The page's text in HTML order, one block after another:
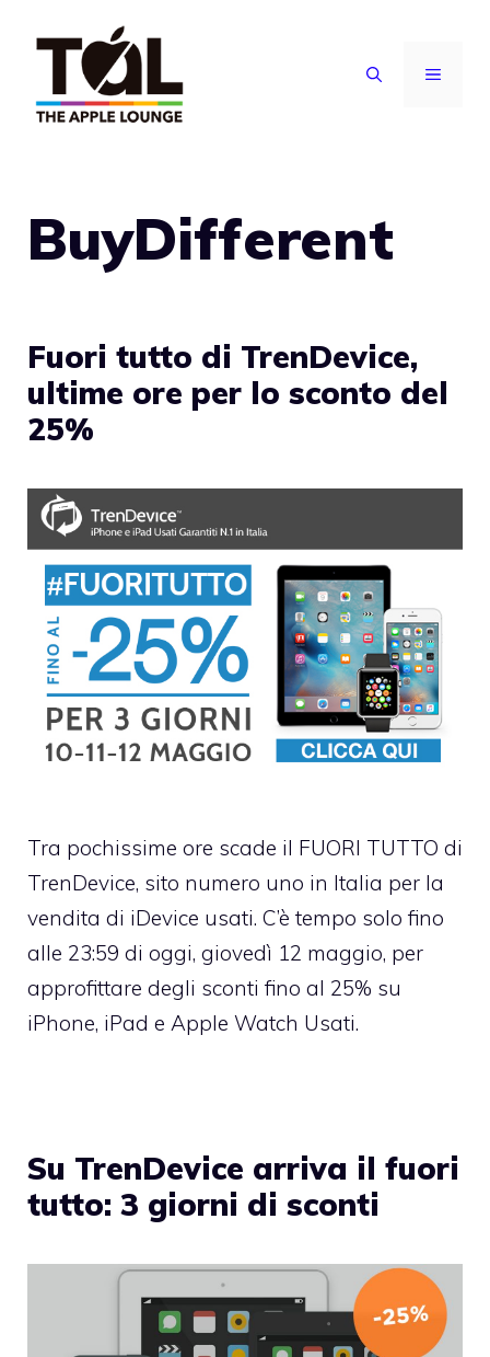
contenuto
MENU
BuyDifferent
Fuori tutto di TrenDevice,
ultime ore per lo sconto del
25%
Tra pochissime ore scade il FUORI TUTTO di
TrenDevice, sito numero uno in Italia per la
vendita di iDevice usati. C’è tempo solo fino
alle 23:59 di oggi, giovedì 12 maggio, per
approfittare degli sconti fino al 25% su
iPhone, iPad e Apple Watch Usati.
Su TrenDevice arriva il fuori
tutto: 3 giorni di sconti